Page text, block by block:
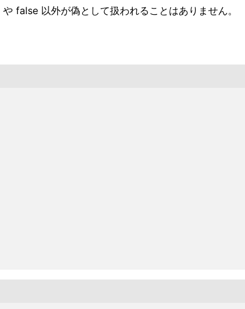
false 以外が偽として扱われることはありません。